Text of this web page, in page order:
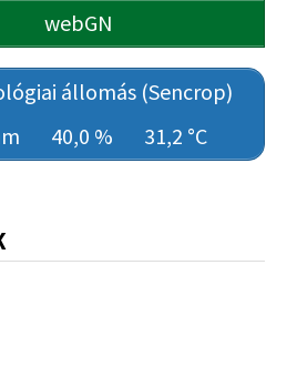
webGN
állomás (Sencrop)
40,0 % 31,2 °C